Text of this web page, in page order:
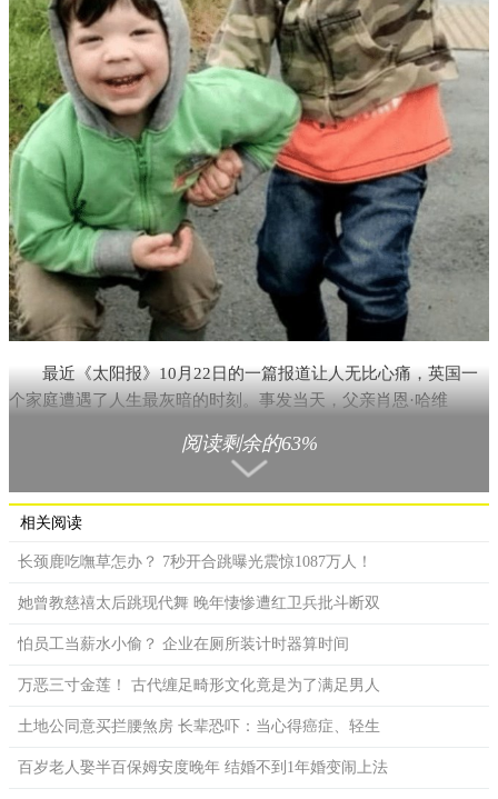
最近《太阳报》10月22日的一篇报道让人无比心痛，英国一
个家庭遭遇了人生最灰暗的时刻。事发当天，父亲肖恩·哈维
这个商队在西威尔士，那天晚上大篷车不知为何就起火了。
慌乱中，想到自己的两个儿子还在里面，就奋不顾身地冲进火
面前，作为一名父亲的他正在尽自己所有能力挽救两个孩子。终
于在一片混乱中，以为抓住两个儿子的手的肖恩往外面跑去。
而上天似乎跟他开了个玩笑，肖恩刚放下的心在看到儿子的
哈维（Harley Harvey）的胳膊和脚。这就证明自己的小儿子在那
团无法熄灭的大火里。
阅读剩余的63%
相关阅读
长颈鹿吃嘸草怎办？ 7秒开合跳曝光震惊1087万人！
她曾教慈禧太后跳现代舞 晚年悽惨遭红卫兵批斗断双
怕员工当薪水小偷？ 企业在厕所装计时器算时间
万恶三寸金莲！ 古代缠足畸形文化竟是为了满足男人
土地公同意买拦腰煞房 长辈恐吓：当心得癌症、轻生
百岁老人娶半百保姆安度晚年 结婚不到1年婚变闹上法